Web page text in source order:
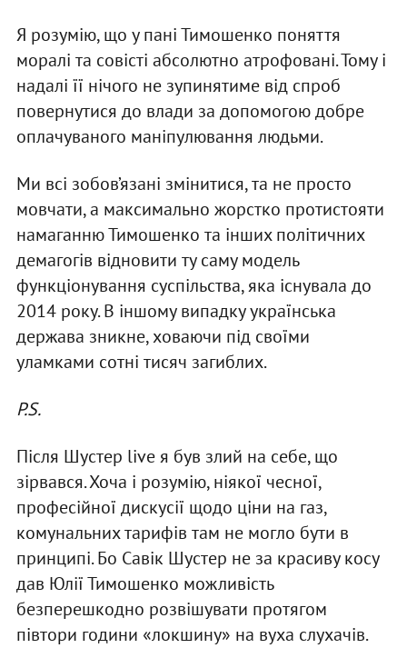
Я розумію, що у пані Тимошенко поняття
моралі та совісті абсолютно атрофовані. Тому і
надалі її нічого не зупинятиме від спроб
повернутися до влади за допомогою добре
оплачуваного маніпулювання людьми.
Ми всі зобов’язані змінитися, та не просто
мовчати, а максимально жорстко протистояти
намаганню Тимошенко та інших політичних
демагогів відновити ту саму модель
функціонування суспільства, яка існувала до
2014 року. В іншому випадку українська
держава зникне, ховаючи під своїми
уламками сотні тисяч загиблих.
P.S.
Після Шустер live я був злий на себе, що
зірвався. Хоча і розумію, ніякої чесної,
професійної дискусії щодо ціни на газ,
комунальних тарифів там не могло бути в
принципі. Бо Савік Шустер не за красиву косу
дав Юлії Тимошенко можливість
безперешкодно розвішувати протягом
півтори години «локшину» на вуха слухачів.